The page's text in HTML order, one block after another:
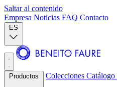
Saltar al contenido
Empresa Noticias FAQ Contacto
ES
Productos Colecciones Catálogo